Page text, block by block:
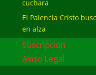
cuchara
El Palencia Cristo
en alza
Suscripcion
Aviso Legal